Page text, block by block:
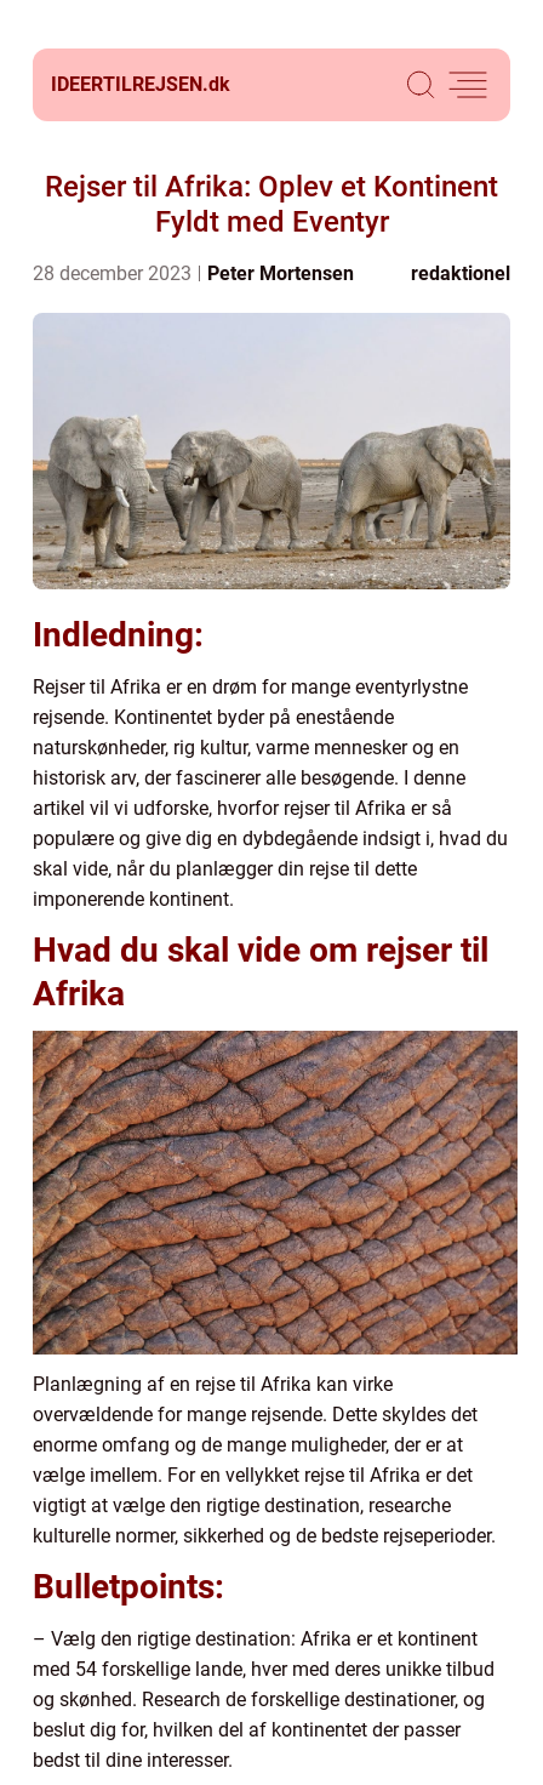
IDEERTILREJSEN.dk
Rejser til Afrika: Oplev et Kontinent
Fyldt med Eventyr
28 december 2023 Peter Mortensen redaktionel
Indledning:
Rejser til Afrika er en drøm for mange eventyrlystne
rejsende. Kontinentet byder på enestående
naturskønheder, rig kultur, varme mennesker og en
historisk arv, der fascinerer alle besøgende. I denne
artikel vil vi udforske, hvorfor rejser til Afrika er så
populære og give dig en dybdegående indsigt i, hvad du
skal vide, når du planlægger din rejse til dette
imponerende kontinent.
Hvad du skal vide om rejser til
Afrika
Planlægning af en rejse til Afrika kan virke
overvældende for mange rejsende. Dette skyldes det
enorme omfang og de mange muligheder, der er at
vælge imellem. For en vellykket rejse til Afrika er det
vigtigt at vælge den rigtige destination, researche
kulturelle normer, sikkerhed og de bedste rejseperioder.
Bulletpoints:
– Vælg den rigtige destination: Afrika er et kontinent
med 54 forskellige lande, hver med deres unikke tilbud
og skønhed. Research de forskellige destinationer, og
beslut dig for, hvilken del af kontinentet der passer
bedst til dine interesser.